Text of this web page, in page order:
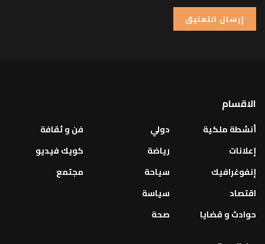
الاقسام
أنشطة ملكية
إعلانات
إنفوغرافيك
اقتصاد
حوادث و قضايا
دولي
رياضة
سياحة
سياسة
صحة
فن و ثقافة
كويك فيديو
مجتمع